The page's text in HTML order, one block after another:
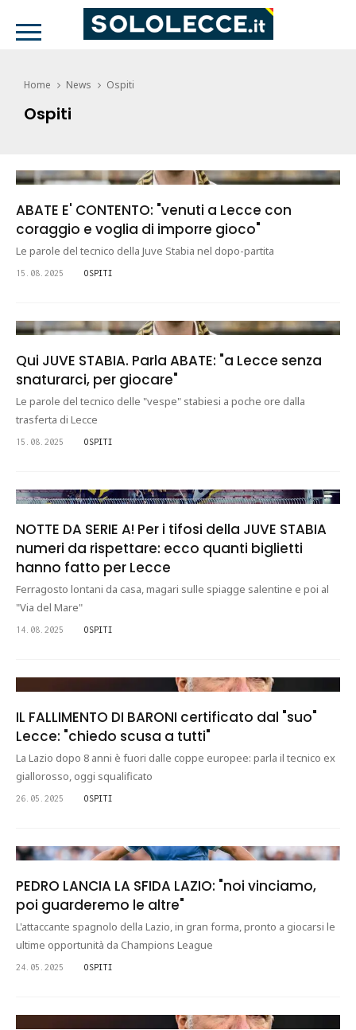
Home News Ospiti
Ospiti
ABATE E' CONTENTO: "venuti a Lecce con
coraggio e voglia di imporre gioco"
Le parole del tecnico della Juve Stabia nel dopo-partita
15.08.2025 OSPITI
Qui JUVE STABIA. Parla ABATE: "a Lecce senza
snaturarci, per giocare"
Le parole del tecnico delle "vespe" stabiesi a poche ore dalla
trasferta di Lecce
15.08.2025 OSPITI
NOTTE DA SERIE A! Per i tifosi della JUVE STABIA
numeri da rispettare: ecco quanti biglietti
hanno fatto per Lecce
Ferragosto lontani da casa, magari sulle spiagge salentine e poi al
"Via del Mare"
14.08.2025 OSPITI
IL FALLIMENTO DI BARONI certificato dal "suo"
Lecce: "chiedo scusa a tutti"
La Lazio dopo 8 anni è fuori dalle coppe europee: parla il tecnico ex
giallorosso, oggi squalificato
26.05.2025 OSPITI
PEDRO LANCIA LA SFIDA LAZIO: "noi vinciamo,
poi guarderemo le altre"
L'attaccante spagnolo della Lazio, in gran forma, pronto a giocarsi le
ultime opportunità da Champions League
24.05.2025 OSPITI